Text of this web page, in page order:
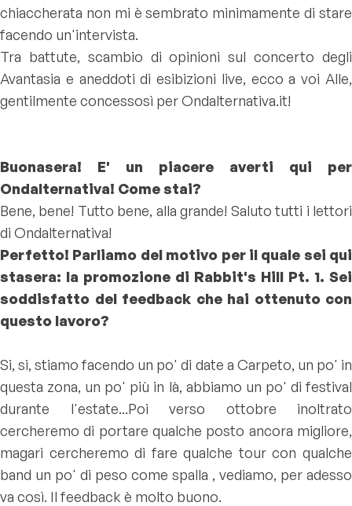
chiaccherata non mi è sembrato minimamente di stare
facendo un'intervista.
Tra battute, scambio di opinioni sul concerto degli
Avantasia e aneddoti di esibizioni live, ecco a voi Alle,
gentilmente concessosì per Ondalternativa.it!
Buonasera! E' un piacere averti qui per
Ondalternativa! Come stai?
Bene, bene! Tutto bene, alla grande! Saluto tutti i lettori
di Ondalternativa!
Perfetto! Parliamo del motivo per il quale sei qui
stasera: la promozione di Rabbit's Hill Pt. 1. Sei
soddisfatto del feedback che hai ottenuto con
questo lavoro?
Si, si, stiamo facendo un po' di date a Carpeto, un po' in
questa zona, un po' più in là, abbiamo un po' di festival
durante l'estate...Poi verso ottobre inoltrato
cercheremo di portare qualche posto ancora migliore,
magari cercheremo di fare qualche tour con qualche
band un po' di peso come spalla , vediamo, per adesso
va così. Il feedback è molto buono.